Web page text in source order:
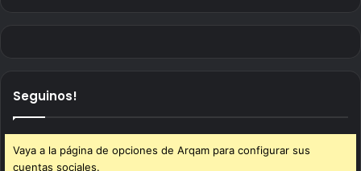
Seguinos!
Vaya a la página de opciones de Arqam para configurar sus
cuentas sociales.